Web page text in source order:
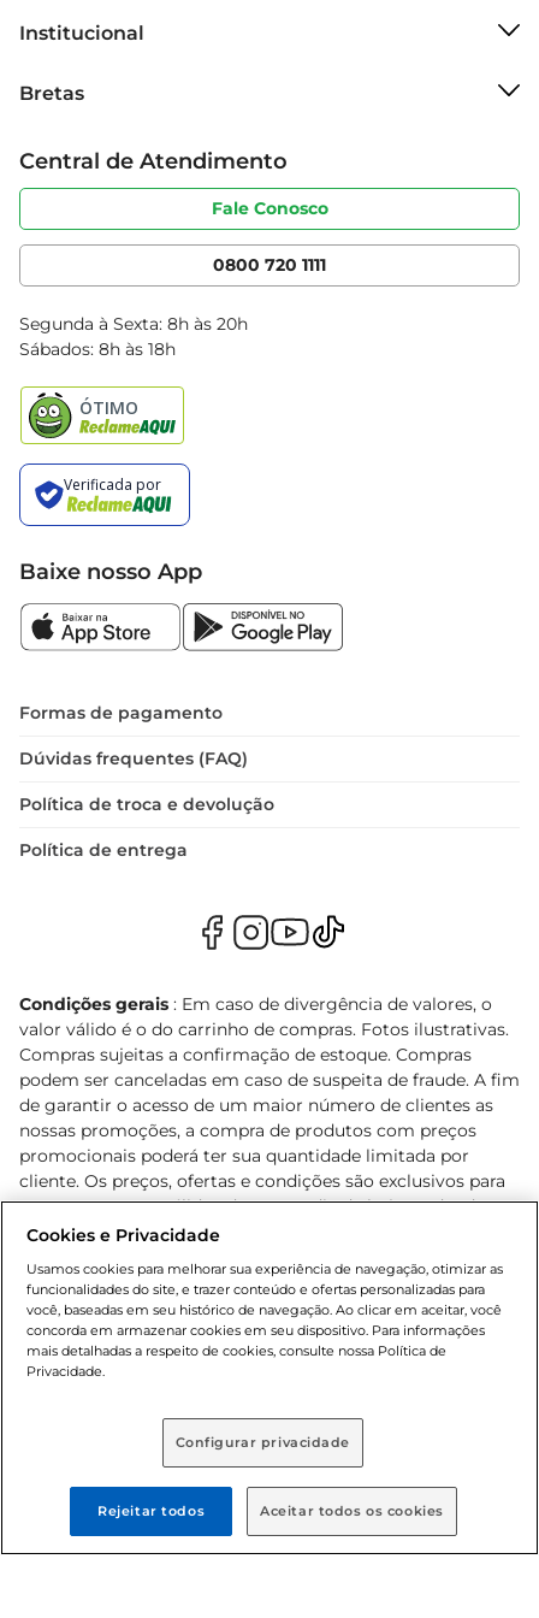
Institucional
Grupo Cencosud
Sobre privacidade
Portal do fornecedor
Cencosud Media
Bretas
Produtos Bretas
Código de ética
Serviços
Clube Bretas
Blog Bretas
Black Friday
Central de Atendimento
Fale Conosco
0800 720 1111
Segunda à Sexta: 8h às 20h
Sábados: 8h às 18h
Baixe nosso App
Formas de pagamento
Dúvidas frequentes (FAQ)
Política de troca e devolução
Política de entrega
Condições gerais : Em caso de divergência de valores, o
valor válido é o do carrinho de compras. Fotos ilustrativas.
Compras sujeitas a confirmação de estoque. Compras
podem ser canceladas em caso de suspeita de fraude. A fim
de garantir o acesso de um maior número de clientes as
nossas promoções, a compra de produtos com preços
promocionais poderá ter sua quantidade limitada por
cliente. Os preços, ofertas e condições são exclusivos para
o e-commerce e válidos durante o dia de hoje, podendo
sofrer alterações sem prévia notificação. Proibida a venda
Lei n.º 8069/90, art. 81, inciso II (Estatuto da Criança e do
Adolescente). Preços e condições exclusivos para o
www.bretas.com.br, podendo sofrer alterações sem aviso
prévio. O valor mínimo para as compras on-line é de R$
80,00.
© 2025 Copyright. Todos os direitos
reservados Bretas.
Cookies e Privacidade
Usamos cookies para melhorar sua experiência de navegação, otimizar as
funcionalidades do site, e trazer conteúdo e ofertas personalizadas para
você, baseadas em seu histórico de navegação. Ao clicar em aceitar, você
concorda em armazenar cookies em seu dispositivo. Para informações
mais detalhadas a respeito de cookies, consulte nossa Política de
Privacidade.
Configurar privacidade
Rejeitar todos Aceitar todos os cookies